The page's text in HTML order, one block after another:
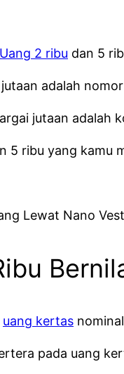
Uang 2 ribu dan 5
adalah
jutaan adalah
5 ribu yang kamu
Lewat Nano
uang kertas
pada uang